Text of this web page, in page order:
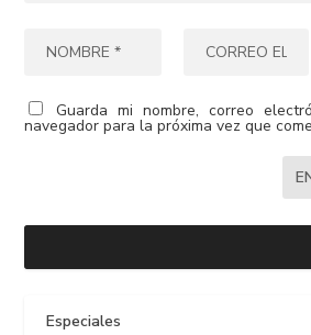
Guarda mi nombre, correo
navegador para la próxima vez que
Especiales